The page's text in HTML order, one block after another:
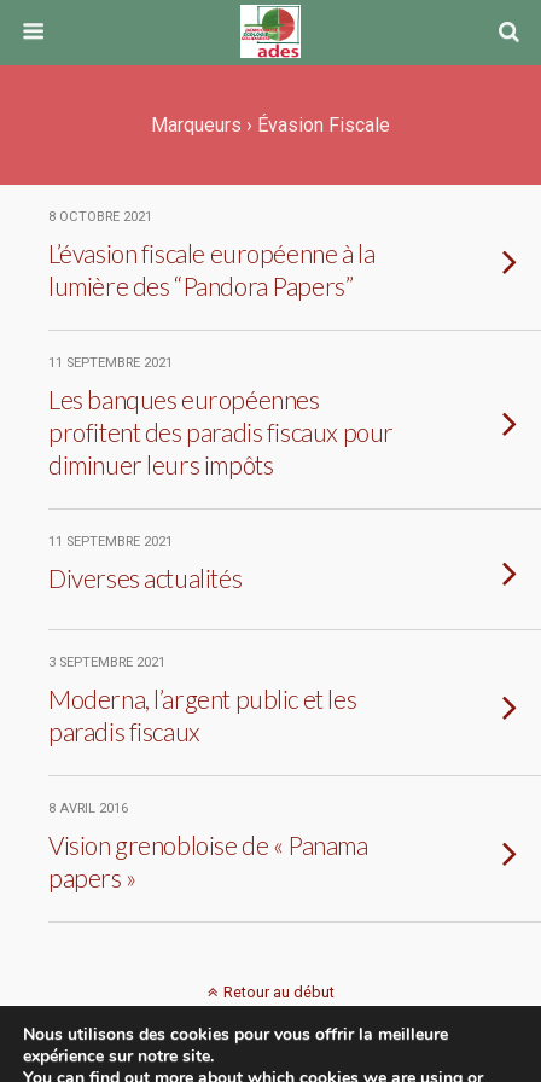
Marqueurs › Évasion Fiscale
8 OCTOBRE 2021
L’évasion fiscale européenne à la
lumière des “Pandora Papers”
11 SEPTEMBRE 2021
Les banques européennes
profitent des paradis fiscaux pour
diminuer leurs impôts
11 SEPTEMBRE 2021
Diverses actualités
3 SEPTEMBRE 2021
Moderna, l’argent public et les
paradis fiscaux
8 AVRIL 2016
Vision grenobloise de « Panama
papers »
Retour au début
Mobile
Nous utilisons des cookies pour vous offrir la meilleure
expérience sur notre site.